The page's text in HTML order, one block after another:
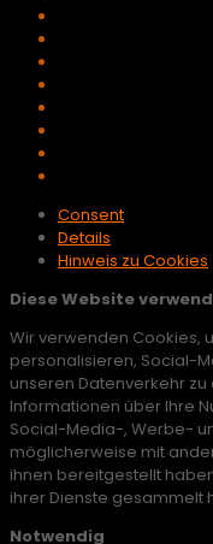
Consent
Details
Hinweis zu Cookies
Diese Website
Wir verwenden Cookies,
personalisieren, Social-
unseren Datenverkehr
Informationen über Ihre
Social-Media-, Werbe-
möglicherweise mit
ihnen bereitgestellt
ihrer Dienste gesammelt
Notwendig